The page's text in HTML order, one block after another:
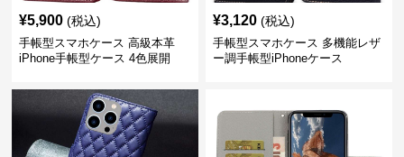
¥5,900 (税込)
手帳型スマホケース 高級本革
iPhone手帳型ケース 4色展開
¥3,120 (税込)
手帳型スマホケース 多機能レザ
ー調手帳型iPhoneケース